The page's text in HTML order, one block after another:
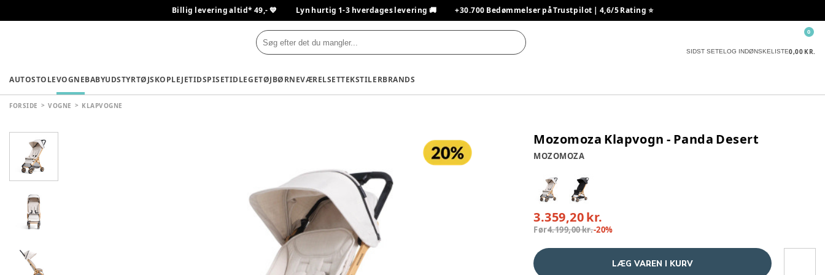
Billig levering altid* 49,- 💙 Lyn hurtig 1-3 hverdages levering 🚚 +30.700 Bedømmelser på Trustpilot | 4,6/5 Rating ⭐️
SIDST SETELOG INDØNSKELISTE0,00 KR.
0
AUTOSTOLEVOGNEBABYUDSTYRTØJSKOPLEJETIDSPISETIDLEGETØJBØRNEVÆRELSETTEKSTILERBRANDS
FORSIDE VOGNE KLAPVOGNE
Mozomoza Klapvogn - Panda Desert
MOZOMOZA
3.359,20 kr.
Før4.199,00 kr.-20%
LÆG VAREN I KURV